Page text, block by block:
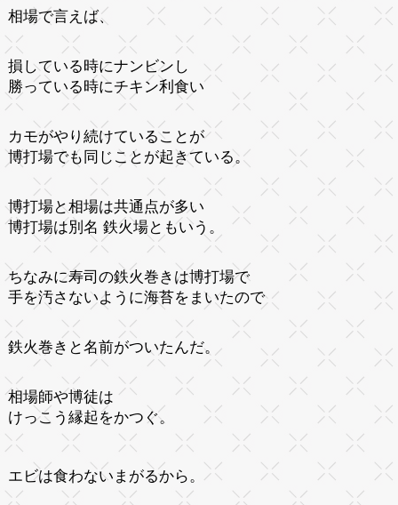
相場で言えば、
損している時にナンビンし
勝っている時にチキン利食い
カモがやり続けていることが
博打場でも同じことが起きている。
博打場と相場は共通点が多い
博打場は別名 鉄火場ともいう。
ちなみに寿司の鉄火巻きは博打場で
手を汚さないように海苔をまいたので
鉄火巻きと名前がついたんだ。
相場師や博徒は
けっこう縁起をかつぐ。
エビは食わないまがるから。